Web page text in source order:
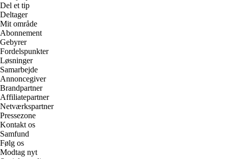
Del et tip
Deltager
Mit område
Abonnement
Gebyrer
Fordelspunkter
Løsninger
Samarbejde
Annoncegiver
Brandpartner
Affiliatepartner
Netværkspartner
Pressezone
Kontakt os
Samfund
Følg os
Modtag nyt